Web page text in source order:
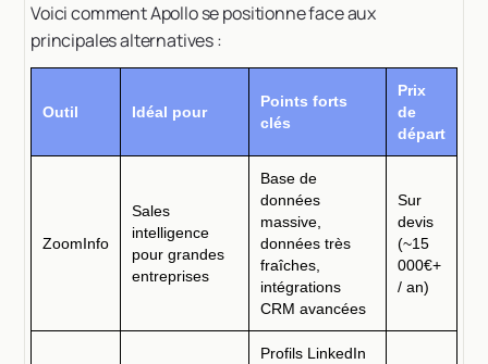
Voici comment Apollo se positionne face aux
principales alternatives :
Outil Idéal pour
Points forts
clés
Prix
de
départ
ZoomInfo
Sales
intelligence
pour grandes
entreprises
Base de
données
massive,
données très
fraîches,
intégrations
CRM avancées
Sur
devis
(~15
000€+
/ an)
Profils LinkedIn